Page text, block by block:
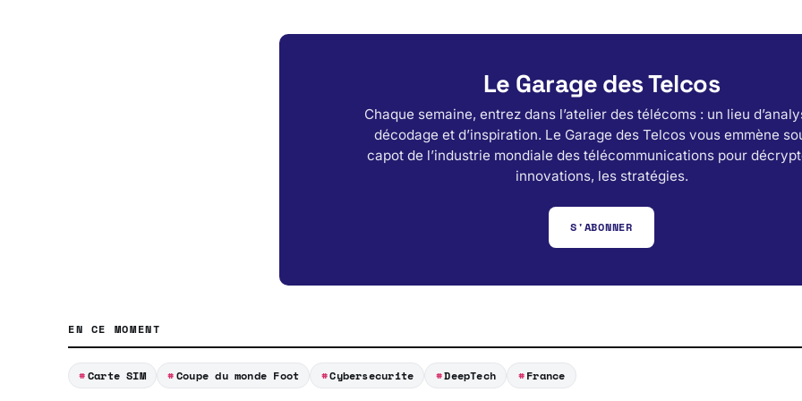
Le Garage des Telcos
Chaque semaine, entrez dans l’atelier des télécoms : un lieu
décodage et d’inspiration. Le Garage des Telcos vous emmène
capot de l’industrie mondiale des télécommunications pour
innovations, les stratégies.
S'ABONNER
EN CE MOMENT
Carte SIM Coupe du monde Foot Cybersecurite DeepTech France